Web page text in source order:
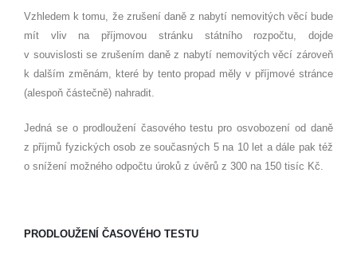
Vzhledem k tomu, že zrušení daně z nabytí nemovitých věcí bude
mít vliv na příjmovou stránku státního rozpočtu, dojde
v souvislosti se zrušením daně z nabytí nemovitých věcí zároveň
k dalším změnám, které by tento propad měly v příjmové stránce
(alespoň částečně) nahradit.
Jedná se o prodloužení časového testu pro osvobození od daně
z příjmů fyzických osob ze současných 5 na 10 let a dále pak též
o snížení možného odpočtu úroků z úvěrů z 300 na 150 tisíc Kč.
PRODLOUŽENÍ ČASOVÉHO TESTU